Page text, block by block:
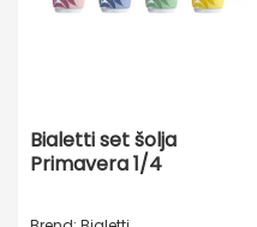
Bialetti set šolja
Primavera 1/4